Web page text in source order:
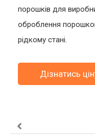
порошків для
оброблення
рідкому стані.
Дізнатись